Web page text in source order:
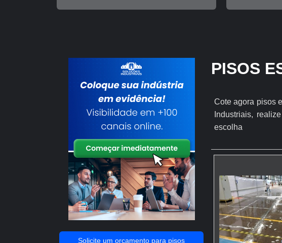
Solicite um orçamento para pisos
PISOS
Cote agora pisos
Industriais,
escolha